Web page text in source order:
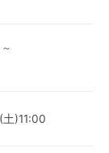
)11:00